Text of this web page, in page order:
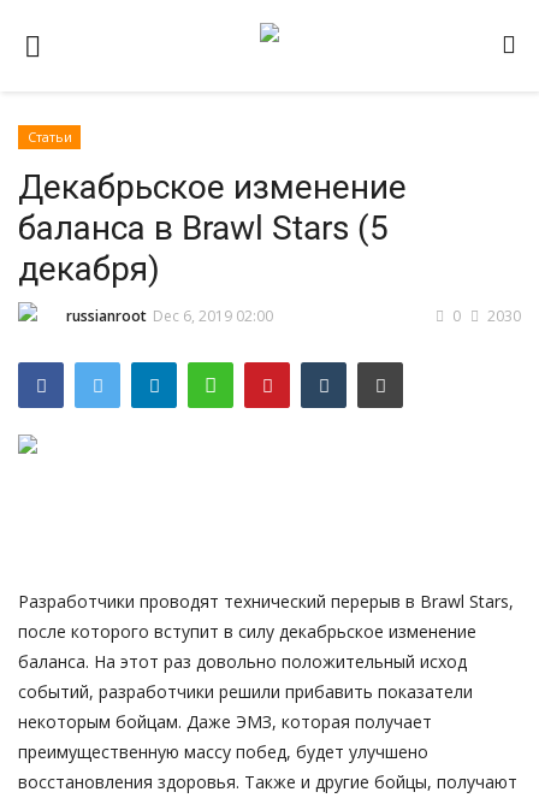
Видео
Статьи
Наш ФОРУМ
Статьи
Декабрьское изменение
баланса в Brawl Stars (5
декабря)
russianroot Dec 6, 2019 02:00 2030
0
Разработчики проводят технический перерыв в Brawl Stars,
после которого вступит в силу декабрьское изменение
баланса. На этот раз довольно положительный исход
событий, разработчики решили прибавить показатели
некоторым бойцам. Даже ЭМЗ, которая получает
преимущественную массу побед, будет улучшено
восстановления здоровья. Также и другие бойцы, получают